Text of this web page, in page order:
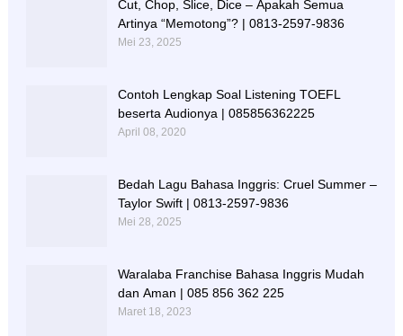
Cut, Chop, Slice, Dice – Apakah Semua
Artinya “Memotong”? | 0813-2597-9836
Mei 23, 2025
Contoh Lengkap Soal Listening TOEFL
beserta Audionya | 085856362225
April 08, 2020
Bedah Lagu Bahasa Inggris: Cruel Summer –
Taylor Swift | 0813-2597-9836
Mei 28, 2025
Waralaba Franchise Bahasa Inggris Mudah
dan Aman | 085 856 362 225
Maret 18, 2023